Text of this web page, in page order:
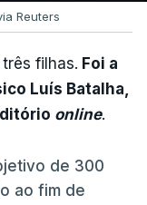
Reuters
filhas. Foi a
Luís Batalha,
online.
de 300
ao fim de